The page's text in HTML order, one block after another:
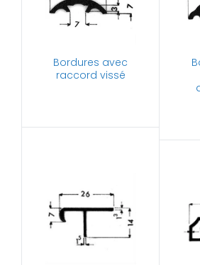
Bordures avec
raccord vissé